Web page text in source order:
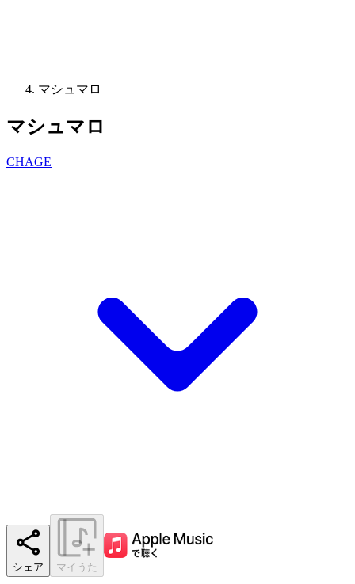
マシュマロ
マシュマロ
CHAGE
シェア マイうた